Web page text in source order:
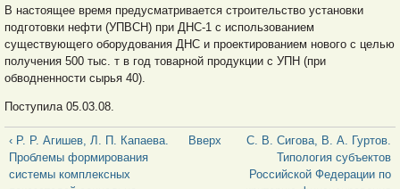
В настоящее время предусматривается строительство установки
подготовки нефти (УПВСН) при ДНС-1 с использованием
существующего оборудования ДНС и проектированием нового с целью
получения 500 тыс. т в год товарной продукции с УПН (при
обводненности сырья 40).
Поступила 05.03.08.
‹ Р. Р. Агишев, Л. П. Капаева.
Проблемы формирования
системы комплексных
Вверх
С. В. Сигова, В. А. Гуртов.
Типология субъектов
Российской Федерации по